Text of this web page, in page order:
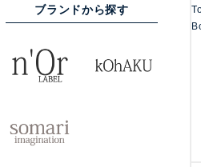
ブランドから探す